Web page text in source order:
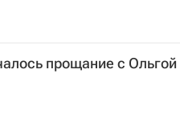
прощание с Ольгой